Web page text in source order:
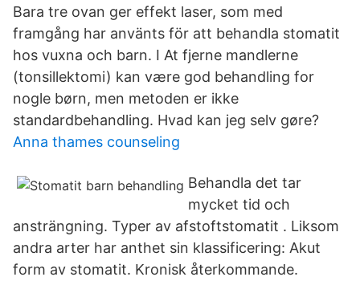
Bara tre ovan ger effekt laser, som med
framgång har använts för att behandla stomatit
hos vuxna och barn. I At fjerne mandlerne
(tonsillektomi) kan være god behandling for
nogle børn, men metoden er ikke
standardbehandling. Hvad kan jeg selv gøre?
Anna thames counseling
Behandla det tar
mycket tid och
ansträngning. Typer av afstoftstomatit . Liksom
andra arter har anthet sin klassificering: Akut
form av stomatit. Kronisk återkommande.